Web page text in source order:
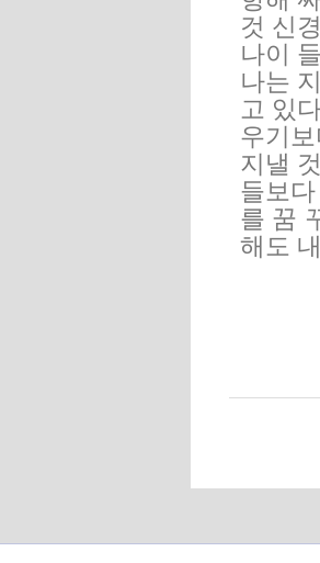
것 신
나이
나는
고 있
우기
지낼
들보
를 꿈
해도